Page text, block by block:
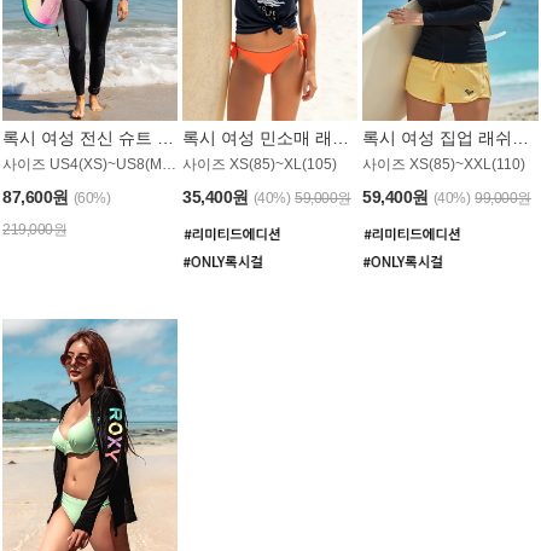
87,600원 (60%)
219,000원
사이즈 XS(85)~XL(105)
35,400원 (40%) 59,000원
사이즈 XS(85)~XXL(110)
59,400원 (40%) 99,000원